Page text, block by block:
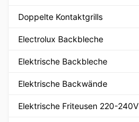
Doppelte Kontaktgrills
Electrolux Backbleche
Elektrische Backbleche
Elektrische Backwände
Elektrische Friteusen 220-240V